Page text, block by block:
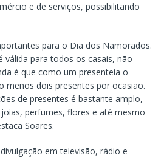
e de serviços, possibilitando
para o Dia dos Namorados.
válida para todos os casais, não
é que como um presenteia o
menos dois presentes por ocasião.
de presentes é bastante amplo,
perfumes, flores e até mesmo
Soares.
em televisão, rádio e